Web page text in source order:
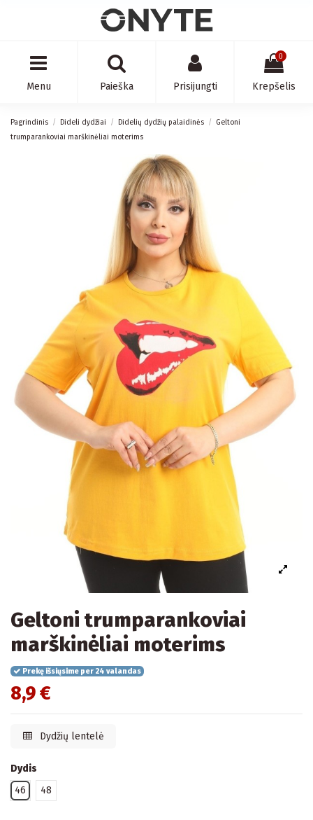
Menu Paieška Prisijungti
0
Krepšelis
Pagrindinis Dideli dydžiai Didelių dydžių palaidinės
Geltoni
trumparankoviai marškinėliai moterims
Geltoni trumparankoviai
marškinėliai moterims
Prekę išsiųsime per 24 valandas
8,9 €
Dydžių lentelė
Dydis
46
48